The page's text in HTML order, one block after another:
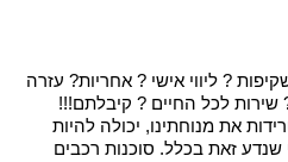
? ליווי אישי ? אחריות? עזרה
שירות לכל החיים ? קיבלתם!!!
את מנוחתינו, יכולה להיות
שנדע זאת בכלל. סוכנות רכבים